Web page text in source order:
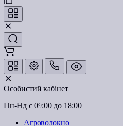
Особистий кабінет
Пн-Нд с 09:00 до 18:00
Агроволокно